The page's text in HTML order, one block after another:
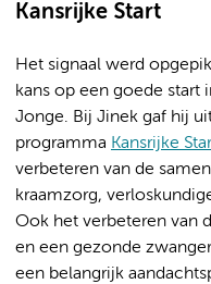
Kansrijke Start
Het signaal werd
kans op een goede start
Jonge. Bij Jinek gaf hij
programma Kansrijke
verbeteren van de
kraamzorg,
Ook het verbeteren van
en een gezonde
een belangrijk